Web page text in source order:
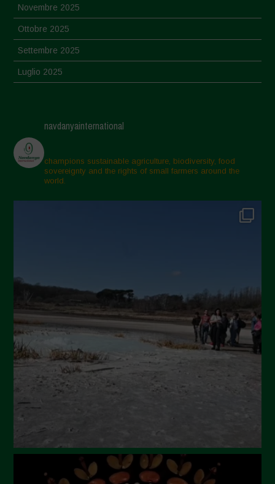
Novembre 2025
Ottobre 2025
Settembre 2025
Luglio 2025
Aprile 2025
Marzo 2025
Febbraio 2025
Gennaio 2025
Settembre 2024
Luglio 2024
Maggio 2024
Aprile 2024
Marzo 2024
Febbraio 2024
Ottobre 2023
navdanyainternational
champions sustainable agriculture, biodiversity, food
sovereignty and the rights of small farmers around the
world.